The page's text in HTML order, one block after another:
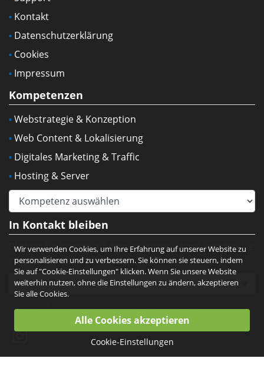
Kontakt
Datenschutzerklärung
Cookies
Impressum
Kompetenzen
Webstrategie & Konzeption
Web Content & Lokalisierung
Digitales Marketing & Traffic
Hosting & Server
In Kontakt bleiben
Bleiben Sie immer auf dem neuesten Stand, melden Sie
sich für unser Newsletter an:
Newsletters verwendet. Mehr erfahren unterDatenschutzerklärung.
Wir verwenden Cookies, um Ihre Erfahrung auf unserer Website zu
personalisieren und zu verbessern. Sie können sie steuern, indem
Sie auf "Cookie-Einstellungen" klicken. Wenn Sie unsere Website
weiterhin nutzen, ohne die Einstellungen zu ändern, akzeptieren
Sie alle Cookies.
Cookie-Einstellungen